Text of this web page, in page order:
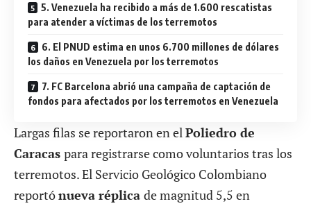
5. Venezuela ha recibido a más de 1.600 rescatistas
para atender a víctimas de los terremotos
6. El PNUD estima en unos 6.700 millones de dólares
los daños en Venezuela por los terremotos
7. FC Barcelona abrió una campaña de captación de
fondos para afectados por los terremotos en Venezuela
Largas filas se reportaron en el Poliedro de
Caracas para registrarse como voluntarios tras los
terremotos. El Servicio Geológico Colombiano
reportónueva réplica de magnitud 5,5 en